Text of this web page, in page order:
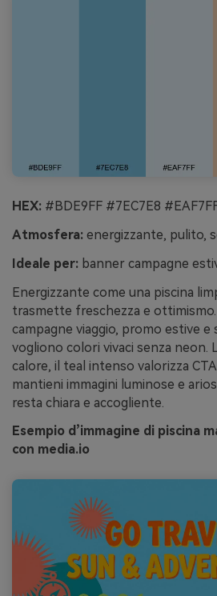
HEX: #BDE9FF #7EC7E8
Atmosfera: energizzante, pulito,
Ideale per: banner campagne
Energizzante come una piscina
trasmette freschezza e
campagne viaggio, promo estive
vogliono colori vivaci senza neon.
calore, il teal intenso valorizza
mantieni immagini luminose e
resta chiara e accogliente.
Esempio d’immagine di piscina
con media.io